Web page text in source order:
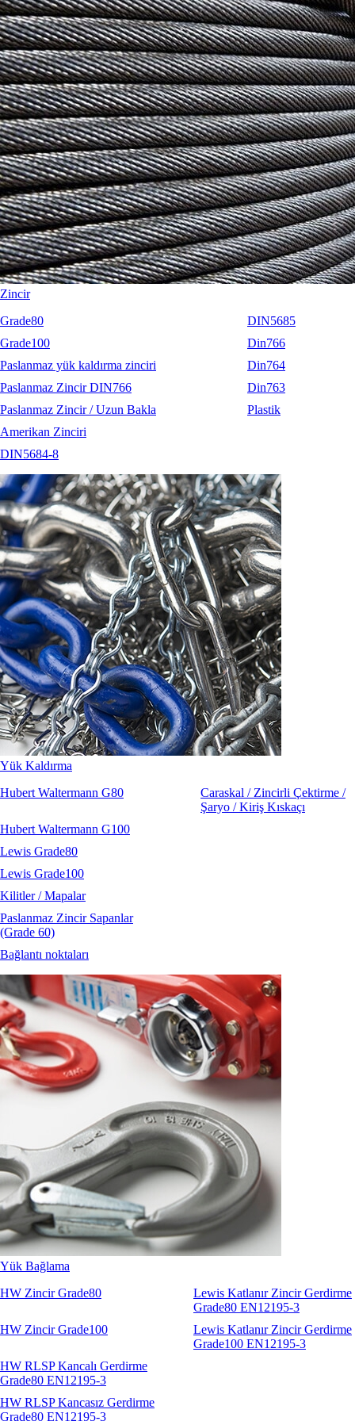
Zincir
Grade80
Grade100
Paslanmaz yük kaldırma zinciri
Paslanmaz Zincir DIN766
Paslanmaz Zincir / Uzun Bakla
Amerikan Zinciri
DIN5684-8
DIN5685
Din766
Din764
Din763
Plastik
Yük Kaldırma
Hubert Waltermann G80
Hubert Waltermann G100
Lewis Grade80
Lewis Grade100
Kilitler / Mapalar
Paslanmaz Zincir Sapanlar
(Grade 60)
Bağlantı noktaları
Caraskal / Zincirli Çektirme /
Şaryo / Kiriş Kıskaçı
Yük Bağlama
HW Zincir Grade80
HW Zincir Grade100
HW RLSP Kancalı Gerdirme
Grade80 EN12195-3
HW RLSP Kancasız Gerdirme
Grade80 EN12195-3
Lewis Katlanır Zincir Gerdirme
Grade80 EN12195-3
Lewis Katlanır Zincir Gerdirme
Grade100 EN12195-3
RopeBlock
Nemag
Talurit